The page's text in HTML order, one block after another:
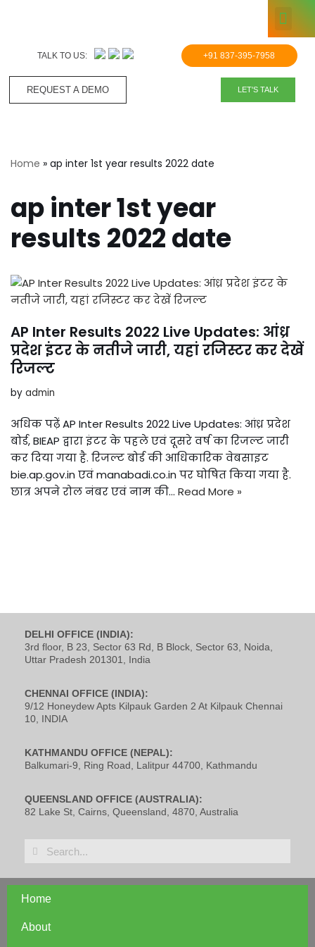
TALK TO US: +91 837-395-7958
REQUEST A DEMO​ LET'S TALK
Home » ap inter 1st year results 2022 date
ap inter 1st year
results 2022 date
AP Inter Results 2022 Live Updates: आंध्र
प्रदेश इंटर के नतीजे जारी, यहां रजिस्टर कर देखें
रिजल्ट
by admin
अधिक पढ़ें AP Inter Results 2022 Live Updates: आंध्र प्रदेश
बोर्ड, BIEAP द्वारा इंटर के पहले एवं दूसरे वर्ष का रिजल्ट जारी
कर दिया गया है. रिजल्ट बोर्ड की आधिकारिक वेबसाइट
bie.ap.gov.in एवं manabadi.co.in पर घोषित किया गया है.
छात्र अपने रोल नंबर एवं नाम की… Read More »
DELHI OFFICE (INDIA):
3rd floor, B 23, Sector 63 Rd, B Block, Sector 63, Noida,
Uttar Pradesh 201301, India
CHENNAI OFFICE (INDIA):
9/12 Honeydew Apts Kilpauk Garden 2 At Kilpauk Chennai
10, INDIA
KATHMANDU OFFICE (NEPAL):
Balkumari-9, Ring Road, Lalitpur 44700, Kathmandu
QUEENSLAND OFFICE (AUSTRALIA):
82 Lake St, Cairns, Queensland, 4870, Australia
Home
About